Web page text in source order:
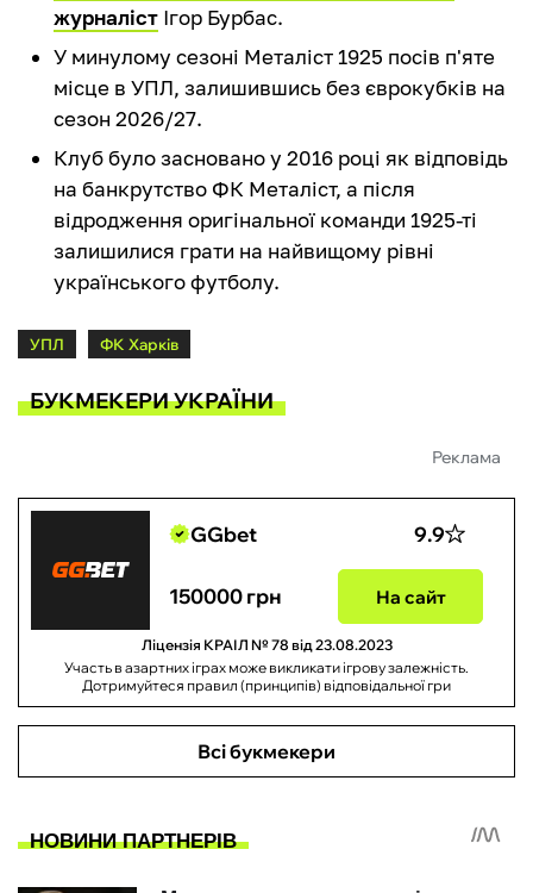
журналіст Ігор Бурбас.
У минулому сезоні Металіст 1925 посів п'яте
місце в УПЛ, залишившись без єврокубків на
сезон 2026/27.
Клуб було засновано у 2016 році як відповідь
на банкрутство ФК Металіст, а після
відродження оригінальної команди 1925-ті
залишилися грати на найвищому рівні
українського футболу.
УПЛ ФК Харків
БУКМЕКЕРИ УКРАЇНИ
Реклама
GGbet 9.9
150000 грн На сайт
Ліцензія КРАІЛ № 78 від 23.08.2023
Участь в азартних іграх може викликати ігрову залежність.
Дотримуйтеся правил (принципів) відповідальної гри
Всі букмекери